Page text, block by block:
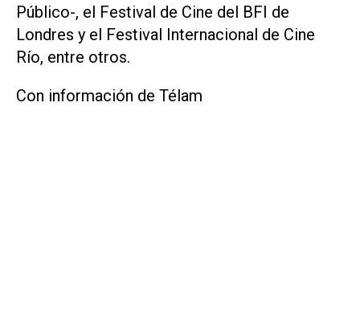
Público-, el Festival de Cine del BFI de
Londres y el Festival Internacional de Cine
Río, entre otros.
Con información de Télam